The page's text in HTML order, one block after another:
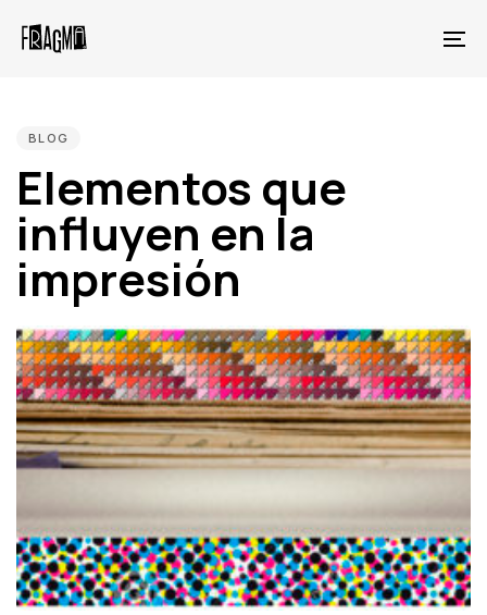
links
Skip
content
BLOG
Elementos que
influyen en la
impresión